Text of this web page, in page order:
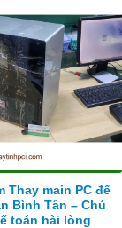
Thay main PC để
Bình Tân – Chú
toán hài lòng